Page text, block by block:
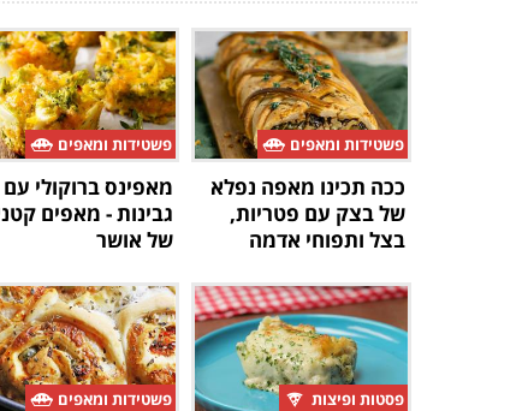
פשטידות ומאפים
ככה תכינו מאפה נפלא
של בצק עם פטריות,
בצל ותפוחי אדמה
פשטידות ומאפים
מאפינס ברוקולי עם
גבינות - מאפים
של אושר
פסטות ופיצות פשטידות ומאפים